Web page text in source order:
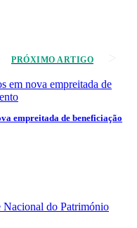
PRÓXIMO ARTIGO
empreitada de beneficiação